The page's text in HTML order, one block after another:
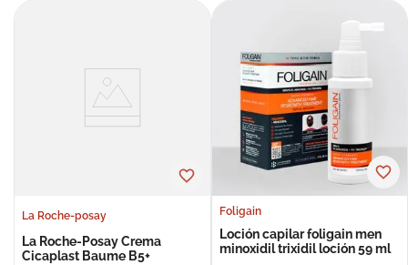
La Roche-posay
La Roche-Posay Crema
Cicaplast Baume B5+
Foligain
Loción capilar foligain men
minoxidil trixidil loción 59 ml